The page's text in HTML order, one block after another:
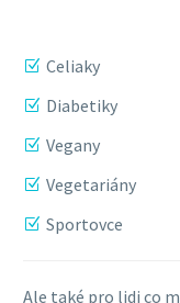
Celiaky
Diabetiky
Vegany
Vegetariány
Sportovce
Ale také pro lidi co